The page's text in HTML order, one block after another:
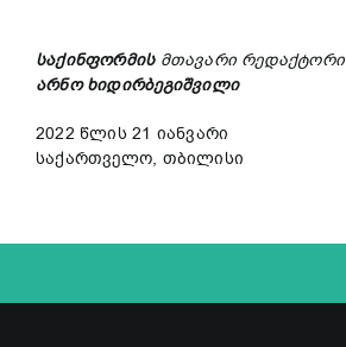
საქინფორმის მთავარი რედაქტორი
არნოხიდირბეგიშვილი
2022 წლის 21 იანვარი
საქართველო, თბილისი